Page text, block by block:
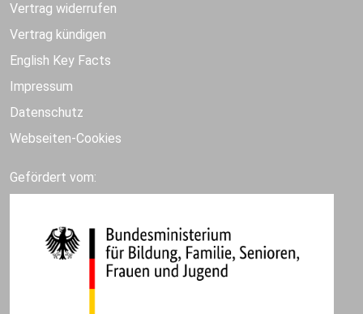
Vertrag widerrufen
Vertrag kündigen
English Key Facts
Impressum
Datenschutz
Webseiten-Cookies
Gefördert vom: